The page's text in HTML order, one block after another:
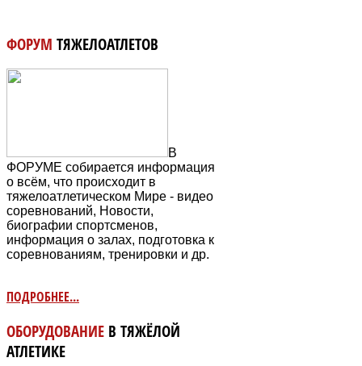
ФОРУМ ТЯЖЕЛОАТЛЕТОВ
В
ФОРУМЕ собирается информация
о всём, что происходит в
тяжелоатлетическом Мире - видео
соревнований, Новости,
биографии спортсменов,
информация о залах, подготовка к
соревнованиям, тренировки и др.
ПОДРОБНЕЕ...
ОБОРУДОВАНИЕ В ТЯЖЁЛОЙ
АТЛЕТИКЕ